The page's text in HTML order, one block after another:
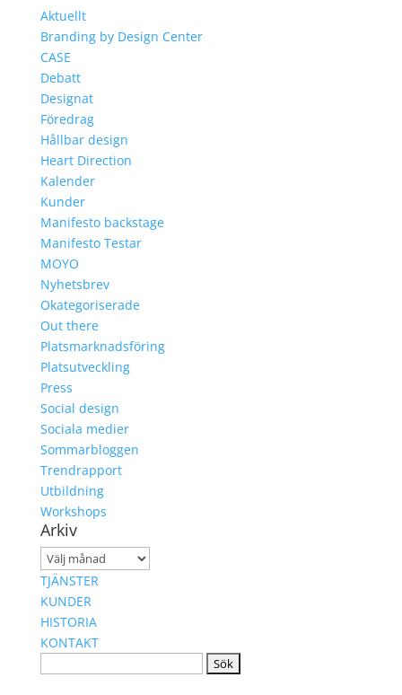
Aktuellt
Branding by Design Center
CASE
Debatt
Designat
Föredrag
Hållbar design
Heart Direction
Kalender
Kunder
Manifesto backstage
Manifesto Testar
MOYO
Nyhetsbrev
Okategoriserade
Out there
Platsmarknadsföring
Platsutveckling
Press
Social design
Sociala medier
Sommarbloggen
Trendrapport
Utbildning
Workshops
Arkiv
Arkiv
TJÄNSTER
KUNDER
HISTORIA
KONTAKT